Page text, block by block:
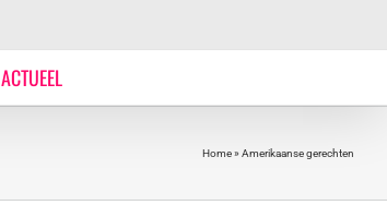
ACTUEEL
Home» Amerikaanse gerechten